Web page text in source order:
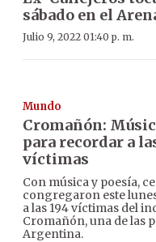
sábado en el
Julio 9, 2022 01:40 p. m.
Mundo
Cromañón:
para recordar a
víctimas
Con música y poesía,
congregaron este
a las 194 víctimas del
Cromañón, una de las
Argentina.